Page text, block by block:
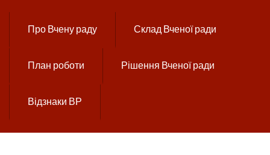
Про Вчену раду Склад Вченої ради
План роботи Рішення Вченої ради
Відзнаки ВР